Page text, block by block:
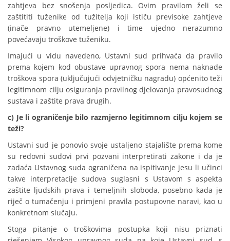
zahtjeva bez snošenja posljedica. Ovim pravilom želi se
zaštititi tuženike od tužitelja koji ističu previsoke zahtjeve
(inače pravno utemeljene) i time ujedno nerazumno
povećavaju troškove tuženiku.
Imajući u vidu navedeno, Ustavni sud prihvaća da pravilo
prema kojem kod obustave upravnog spora nema naknade
troškova spora (uključujući odvjetničku nagradu) općenito teži
legitimnom cilju osiguranja pravilnog djelovanja pravosudnog
sustava i zaštite prava drugih.
c) Je li ograničenje bilo razmjerno legitimnom cilju kojem se
teži?
Ustavni sud je ponovio svoje ustaljeno stajalište prema kome
su redovni sudovi prvi pozvani interpretirati zakone i da je
zadaća Ustavnog suda ograničena na ispitivanje jesu li učinci
takve interpretacije sudova suglasni s Ustavom s aspekta
zaštite ljudskih prava i temeljnih sloboda, posebno kada je
riječ o tumačenju i primjeni pravila postupovne naravi, kao u
konkretnom slučaju.
Stoga pitanje o troškovima postupka koji nisu priznati